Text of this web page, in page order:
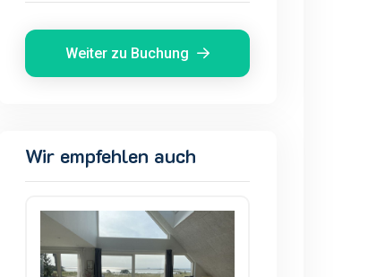
Weiter zu Buchung
Wir empfehlen auch